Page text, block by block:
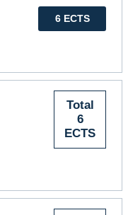
6 ECTS
Total
6
ECTS